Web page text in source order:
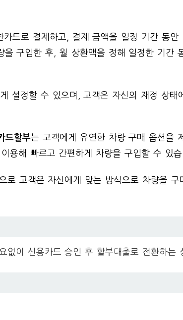
드로 결제하고, 결제 금액을 일정 기간 동안
구입한 후, 월 상환액을 정해 일정한 기간
설정할 수 있으며, 고객은 자신의 재정 상태
드할부는 고객에게 유연한 차량 구매 옵션을
용해 빠르고 간편하게 차량을 구입할 수 있습
로 고객은 자신에게 맞는 방식으로 차량을 구
없이 신용카드 승인 후 할부대출로 전환하는